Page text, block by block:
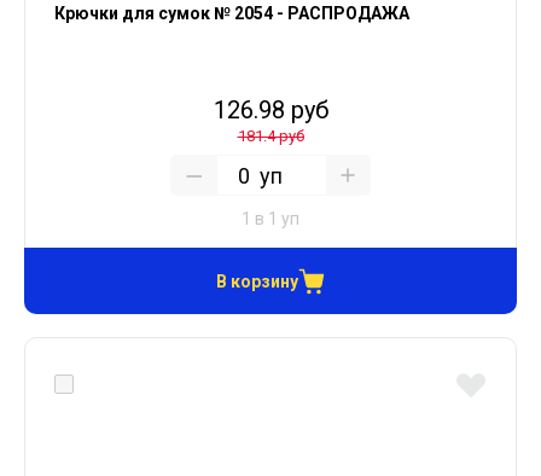
Крючки для сумок № 2054 - РАСПРОДАЖА
126.98 руб
181.4 руб
уп
1 в 1 уп
В корзину